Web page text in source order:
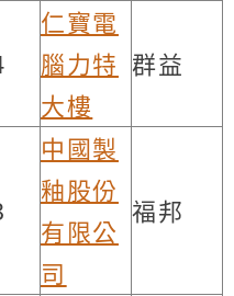
仁寶電
腦力特
大樓
群益
中國製
釉股份
有限公
司
福邦